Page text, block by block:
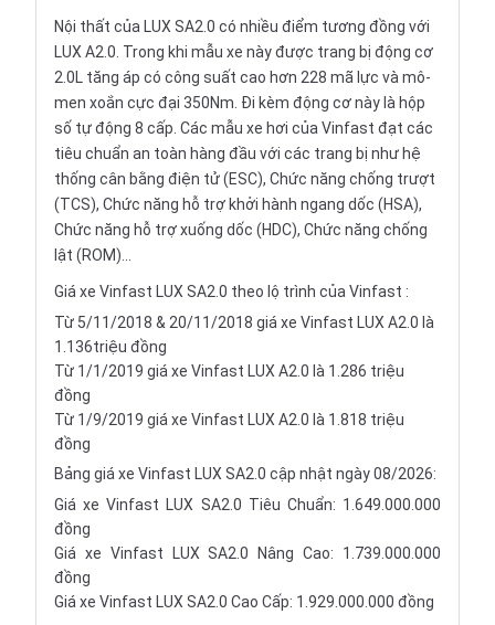
Nội thất của LUX SA2.0 có nhiều điểm tương đồng với
LUX A2.0. Trong khi mẫu xe này được trang bị động cơ
2.0L tăng áp có công suất cao hơn 228 mã lực và mô-
men xoắn cực đại 350Nm. Đi kèm động cơ này là hộp
số tự động 8 cấp. Các mẫu xe hơi của Vinfast đạt các
tiêu chuẩn an toàn hàng đầu với các trang bị như hệ
thống cân bằng điện tử (ESC), Chức năng chống trượt
(TCS), Chức năng hỗ trợ khởi hành ngang dốc (HSA),
Chức năng hỗ trợ xuống dốc (HDC), Chức năng chống
lật (ROM)...
Giá xe Vinfast LUX SA2.0 theo lộ trình của Vinfast :
Từ 5/11/2018 & 20/11/2018 giá xe Vinfast LUX A2.0 là
1.136triệu đồng
Từ 1/1/2019 giá xe Vinfast LUX A2.0 là 1.286 triệu
đồng
Từ 1/9/2019 giá xe Vinfast LUX A2.0 là 1.818 triệu
đồng
Bảng giá xe Vinfast LUX SA2.0 cập nhật ngày 08/2026:
Giá xe Vinfast LUX SA2.0 Tiêu Chuẩn: 1.649.000.000
đồng
Giá xe Vinfast LUX SA2.0 Nâng Cao: 1.739.000.000
đồng
Giá xe Vinfast LUX SA2.0 Cao Cấp: 1.929.000.000 đồng